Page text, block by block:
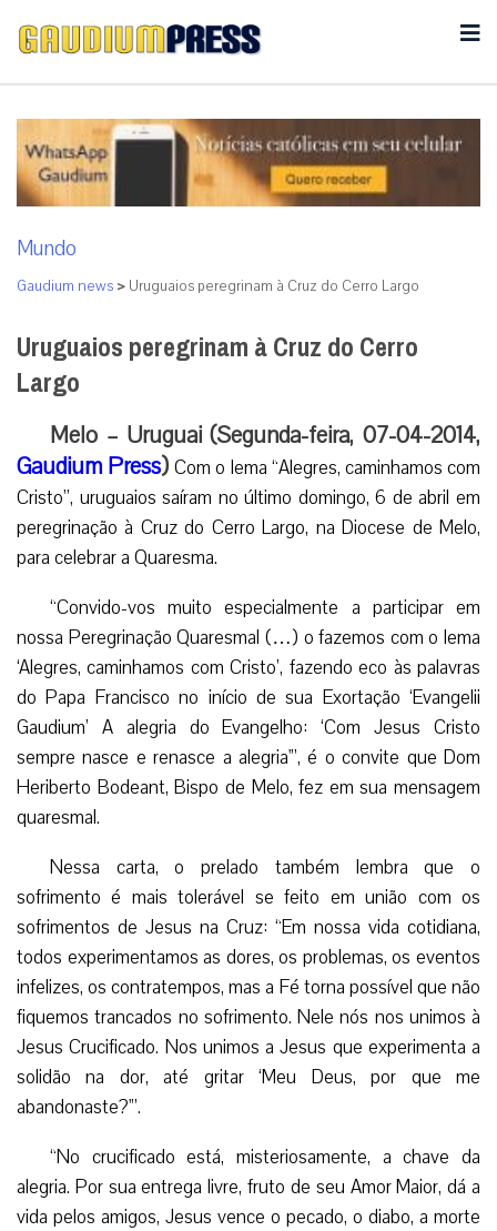
Mundo
Gaudium news > Uruguaios peregrinam à Cruz do Cerro Largo
Uruguaios peregrinam à Cruz do Cerro
Largo
Melo – Uruguai (Segunda-feira, 07-04-2014,
Gaudium Press)Com o lema “Alegres, caminhamos com
Cristo”, uruguaios saíram no último domingo, 6 de abril em
peregrinação à Cruz do Cerro Largo, na Diocese de Melo,
para celebrar a Quaresma.
“Convido-vos muito especialmente a participar em
nossa Peregrinação Quaresmal (…) o fazemos com o lema
‘Alegres, caminhamos com Cristo’, fazendo eco às palavras
do Papa Francisco no início de sua Exortação ‘Evangelii
Gaudium’ A alegria do Evangelho: ‘Com Jesus Cristo
sempre nasce e renasce a alegria'”, é o convite que Dom
Heriberto Bodeant, Bispo de Melo, fez em sua mensagem
quaresmal.
Nessa carta, o prelado também lembra que o
sofrimento é mais tolerável se feito em união com os
sofrimentos de Jesus na Cruz: “Em nossa vida cotidiana,
todos experimentamos as dores, os problemas, os eventos
infelizes, os contratempos, mas a Fé torna possível que não
fiquemos trancados no sofrimento. Nele nós nos unimos à
Jesus Crucificado. Nos unimos a Jesus que experimenta a
solidão na dor, até gritar ‘Meu Deus, por que me
abandonaste?'”.
“No crucificado está, misteriosamente, a chave da
alegria. Por sua entrega livre, fruto de seu Amor Maior, dá a
vida pelos amigos, Jesus vence o pecado, o diabo, a morte